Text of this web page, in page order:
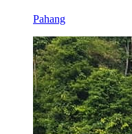
Pahang